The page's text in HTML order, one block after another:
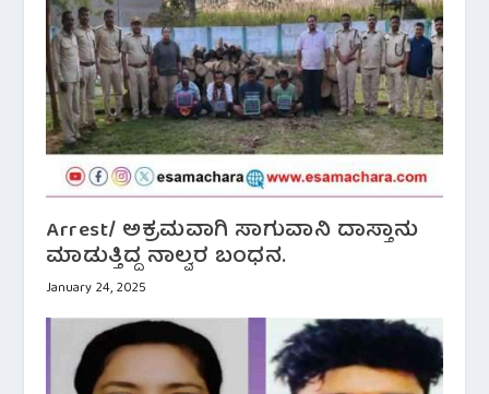
Arrest/ ಅಕ್ರಮವಾಗಿ ಸಾಗುವಾನಿ ದಾಸ್ತಾನು
ಮಾಡುತ್ತಿದ್ದ ನಾಲ್ವರ ಬಂಧನ.
January 24, 2025